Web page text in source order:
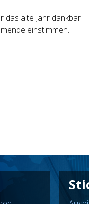
das alte Jahr dankbar
einstimmen.